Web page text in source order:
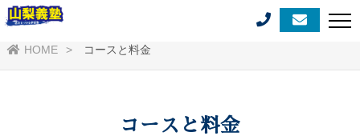
HOME コースと料金
コースと料金